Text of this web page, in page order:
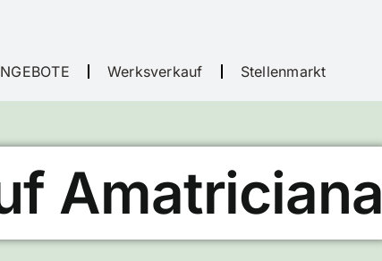
Werksverkauf Stellenmarkt
Amatriciana